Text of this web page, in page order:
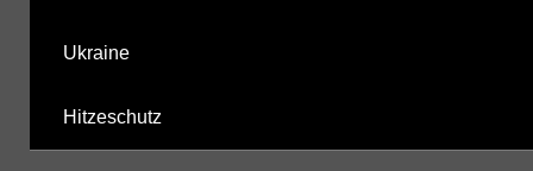
Ukraine
Hitzeschutz